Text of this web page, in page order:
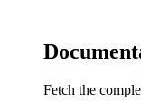
Fetch the